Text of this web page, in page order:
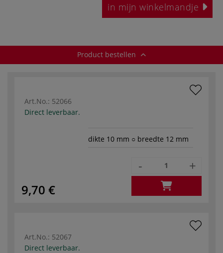
in mijn winkelmandje
Product bestellen
Art.No.: 52066
Direct leverbaar.
dikte 10 mm ○ breedte 12 mm
9,70 €
- +
Art.No.: 52067
Direct leverbaar.